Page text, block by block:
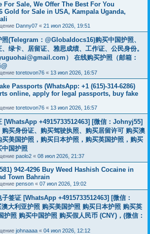
For Sale, We Offer The Best For You
Gold for Sale in USA, Kampala Uganda,
Danny07 « 21 июл 2026, 19:51
(Telegram：@Globaldocs16)购买中国护照、
绿卡、居留证、雅思成绩、工作证、公民身份。
） 在线购买护照（邮箱：
toretovon76 « 13 июл 2026, 16:57
Passports (WhatsApp: +1 (615)-314-6286)
online, apply for legal passports, buy fake
toretovon76 « 13 июл 2026, 16:57
[WhatsApp +4915733512463] [微信：Johnyj55]
购买身份证、购买驾驶执照、购买居留许可 购买澳
美国护照，购买日本护照，购买英国护照，购买
中国护照
paolo2 « 08 июл 2026, 21:37
942-4296 Buy Weed Hashish Cocaine in
Town Bahrain
penson « 07 июл 2026, 19:02
签证 [WhatsApp +4915733512463] [微信：
大利亚护照 购买美国护照 购买日本护照 购买英
护照 购买中国护照 购买假人民币 (CNY)，(微信：
johnaaaa « 04 июл 2026, 12:12